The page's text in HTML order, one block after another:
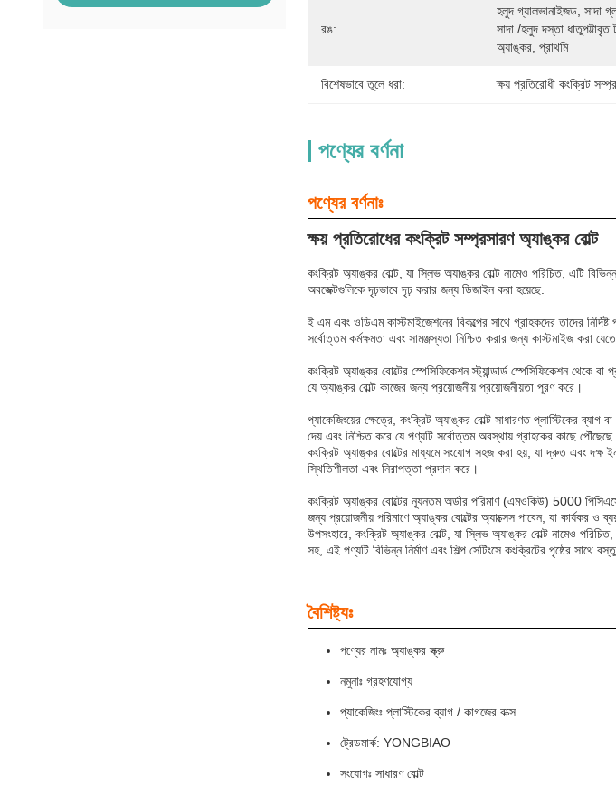
রঙ:
হলুদ গ্যালভানাইজড, সাদা
সাদা /হলুদ দস্তা ধাতুপট্টাবৃত
অ্যাঙ্কর, প্রাথমি
বিশেষভাবে তুলে ধরা: ক্ষয় প্রতিরোধী কংক্রিট
পণ্যের বর্ণনা
পণ্যের বর্ণনাঃ
ক্ষয় প্রতিরোধের কংক্রিট সম্প্রসারণ অ্যাঙ্কর বোল্ট
কংক্রিট অ্যাঙ্কর বোল্ট, যা স্লিভ অ্যাঙ্কর বোল্ট নামেও পরিচিত, এটি
অবজেক্টগুলিকে দৃঢ়ভাবে দৃঢ় করার জন্য ডিজাইন করা হয়েছে.
ই এম এবং ওডিএম কাস্টমাইজেশনের বিকল্পের সাথে গ্রাহকদের তাদের
সর্বোত্তম কর্মক্ষমতা এবং সামঞ্জস্যতা নিশ্চিত করার জন্য কাস্টমাইজ করা
কংক্রিট অ্যাঙ্কর বোল্টের স্পেসিফিকেশন স্ট্যান্ডার্ড স্পেসিফিকেশন থেকে
যে অ্যাঙ্কর বোল্ট কাজের জন্য প্রয়োজনীয় প্রয়োজনীয়তা পূরণ করে।
প্যাকেজিংয়ের ক্ষেত্রে, কংক্রিট অ্যাঙ্কর বোল্ট সাধারণত প্লাস্টিকের ব্যাগ
দেয় এবং নিশ্চিত করে যে পণ্যটি সর্বোত্তম অবস্থায় গ্রাহকের কাছে পৌঁছেছে.
কংক্রিট অ্যাঙ্কর বোল্টের মাধ্যমে সংযোগ সহজ করা হয়, যা দ্রুত এবং দক্ষ
স্থিতিশীলতা এবং নিরাপত্তা প্রদান করে।
কংক্রিট অ্যাঙ্কর বোল্টের ন্যূনতম অর্ডার পরিমাণ (এমওকিউ) 5000
জন্য প্রয়োজনীয় পরিমাণে অ্যাঙ্কর বোল্টের অ্যাক্সেস পাবেন, যা কার্যকর ও
উপসংহারে, কংক্রিট অ্যাঙ্কর বোল্ট, যা স্লিভ অ্যাঙ্কর বোল্ট নামেও
সহ, এই পণ্যটি বিভিন্ন নির্মাণ এবং শিল্প সেটিংসে কংক্রিটের পৃষ্ঠের সাথে
বৈশিষ্ট্যঃ
পণ্যের নামঃ অ্যাঙ্কর স্ক্রু
নমুনাঃ গ্রহণযোগ্য
প্যাকেজিংঃ প্লাস্টিকের ব্যাগ / কাগজের বাক্স
ট্রেডমার্ক: YONGBIAO
সংযোগঃ সাধারণ বোল্ট